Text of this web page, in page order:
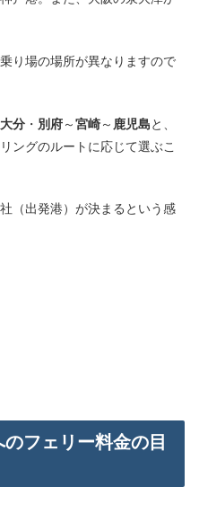
り場の場所が異なりますので
大分 ・ 別府 ～ 宮崎 ～ 鹿児島 と、
ングのルートに応じて選ぶこ
（出発港）が決まるという感
フェリー料金の目